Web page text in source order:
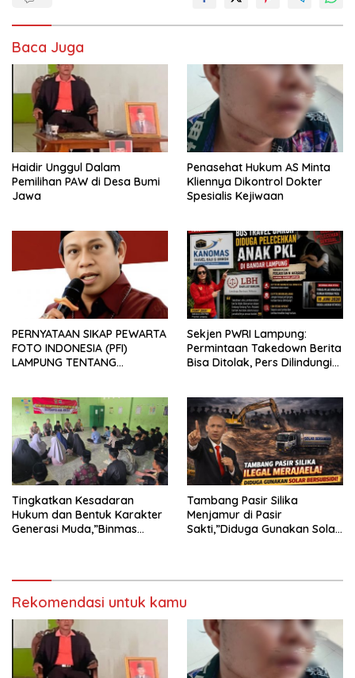
Baca Juga
Haidir Unggul Dalam
Pemilihan PAW di Desa Bumi
Jawa
Penasehat Hukum AS Minta
Kliennya Dikontrol Dokter
Spesialis Kejiwaan
PERNYATAAN SIKAP PEWARTA
FOTO INDONESIA (PFI)
LAMPUNG TENTANG
TERHADAP JURNALIS DI
PENGADILAN NEGERI
TANJUNG KARANG.
Sekjen PWRI Lampung:
Permintaan Takedown Berita
Bisa Ditolak, Pers Dilindungi
Tingkatkan Kesadaran
Hukum dan Bentuk Karakter
Generasi Muda,”Binmas
Tambang Pasir Silika
Menjamur di Pasir
Sakti,”Diduga Gunakan Solar
Rekomendasi untuk kamu